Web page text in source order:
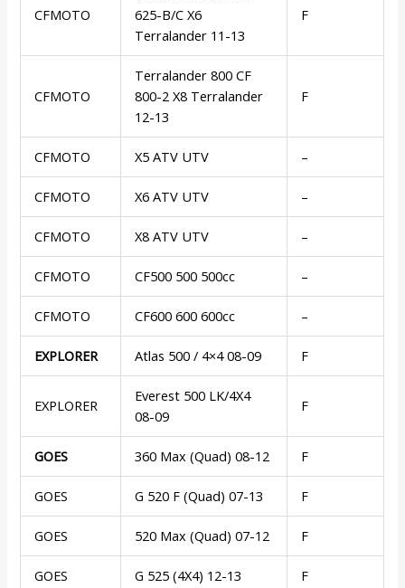
CFMOTO
625-B/C X6
Terralander 11-13
F
CFMOTO
Terralander 800 CF
800-2 X8 Terralander
12-13
F
CFMOTO X5 ATV UTV –
CFMOTO X6 ATV UTV –
CFMOTO X8 ATV UTV –
CFMOTO CF500 500 500cc –
CFMOTO CF600 600 600cc –
EXPLORER Atlas 500 / 4×4 08-09 F
EXPLORER
Everest 500 LK/4X4
08-09
F
GOES 360 Max (Quad) 08-12 F
GOES G 520 F (Quad) 07-13 F
GOES 520 Max (Quad) 07-12 F
GOES G 525 (4X4) 12-13 F